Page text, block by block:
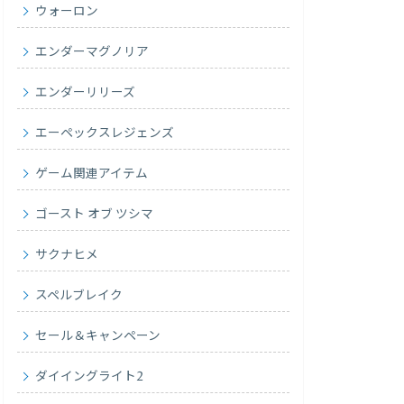
ウォーロン
エンダーマグノリア
エンダーリリーズ
エーペックスレジェンズ
ゲーム関連アイテム
ゴースト オブ ツシマ
サクナヒメ
スペルブレイク
セール＆キャンペーン
ダイイングライト2